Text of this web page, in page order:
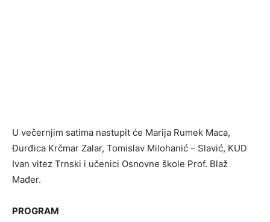
U večernjim satima nastupit će Marija Rumek Maca,
Đurđica Krčmar Zalar, Tomislav Milohanić – Slavić, KUD
Ivan vitez Trnski i učenici Osnovne škole Prof. Blaž
Mađer.
PROGRAM